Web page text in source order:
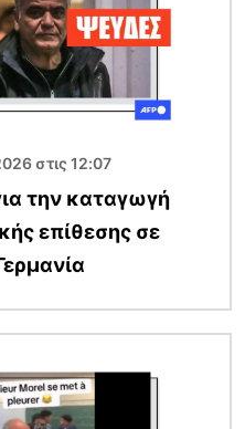
στις 12:07
την καταγωγή
επίθεσης σε